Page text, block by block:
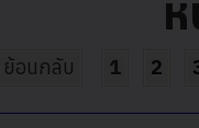
ย้อนกลับ 1 2